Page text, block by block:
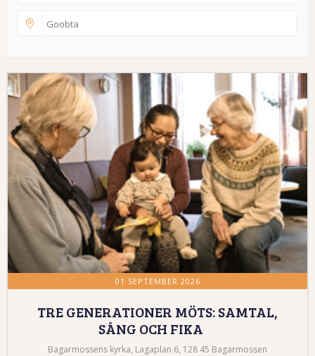
01 SEPTEMBER 2026
TRE GENERATIONER MÖTS: SAMTAL,
SÅNG OCH FIKA
Bagarmossens kyrka, Lagaplan 6, 128 45 Bagarmossen